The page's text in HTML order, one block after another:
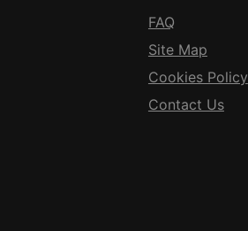
FAQ
Site Map
Cookies Policy
Contact Us